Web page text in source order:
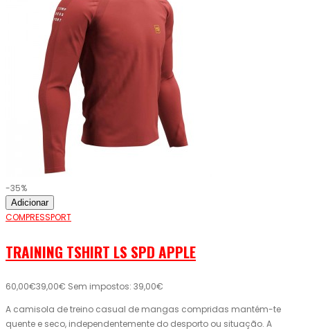
-35%
Adicionar
COMPRESSPORT
TRAINING TSHIRT LS SPD APPLE
60,00€39,00€ Sem impostos: 39,00€
A camisola de treino casual de mangas compridas mantém-te
quente e seco, independentemente do desporto ou situação. A